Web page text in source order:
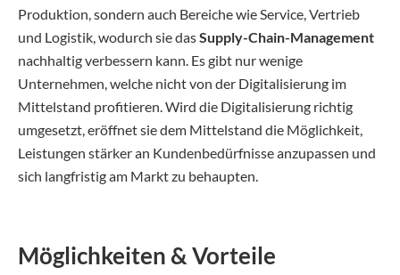
Produktion, sondern auch Bereiche wie Service, Vertrieb
und Logistik, wodurch sie dasSupply-Chain-Management
nachhaltig verbessern kann. Es gibt nur wenige
Unternehmen, welche nicht von der Digitalisierung im
Mittelstand profitieren. Wird die Digitalisierung richtig
umgesetzt, eröffnet sie dem Mittelstand die Möglichkeit,
Leistungen stärker an Kundenbedürfnisse anzupassen und
sich langfristig am Markt zu behaupten.
Möglichkeiten & Vorteile